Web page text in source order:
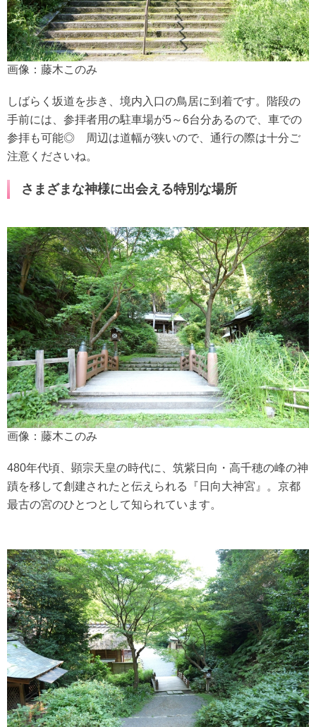
画像：藤木このみ
しばらく坂道を歩き、境内入口の鳥居に到着です。階段の
手前には、参拝者用の駐車場が5～6台分あるので、車での
参拝も可能◎ 周辺は道幅が狭いので、通行の際は十分ご
注意くださいね。
さまざまな神様に出会える特別な場所
画像：藤木このみ
480年代頃、顕宗天皇の時代に、筑紫日向・高千穂の峰の神
蹟を移して創建されたと伝えられる『日向大神宮』。京都
最古の宮のひとつとして知られています。